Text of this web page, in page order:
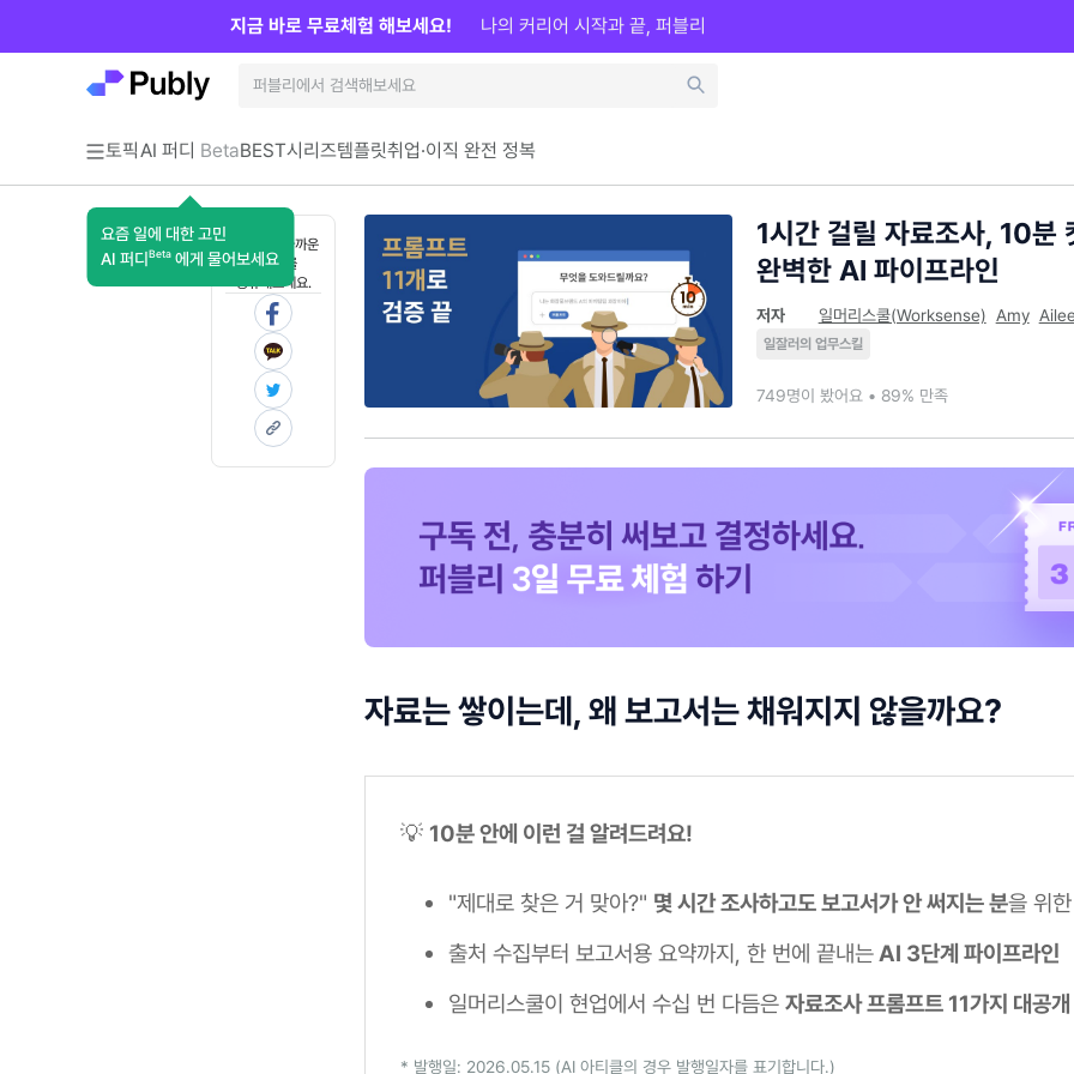
토픽AI 퍼디 Beta
요즘 일에 대한 고민
AI 퍼디 Beta 에게 물어보세요
BEST시리즈템플릿취업·이직 완전 정복
지금 바로 무료체험 해보세요! 나의 커리어 시작과 끝, 퍼블리
혼자 보기 아까운
콘텐츠를
공유해보세요.
1시간 걸릴 자료조사, 10분
완벽한 AI 파이프라인
저자 일머리스쿨(Worksense) Amy
일잘러의 업무스킬
749명이 봤어요 • 89% 만족
자료는 쌓이는데, 왜 보고서는 채워지지 않을까요?
💡 10분 안에 이런 걸 알려드려요!
"제대로 찾은 거 맞아?" 몇 시간 조사하고도 보고서가 안 써지는 분을 위한
출처 수집부터 보고서용 요약까지, 한 번에 끝내는 AI 3단계 파이프라인
일머리스쿨이 현업에서 수십 번 다듬은 자료조사 프롬프트 11가지 대공
* 발행일: 2026.05.15 (AI 아티클의 경우 발행일자를 표기합니다.)